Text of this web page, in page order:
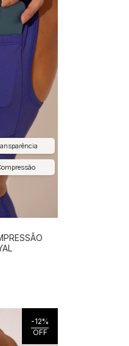
-12%
OFF